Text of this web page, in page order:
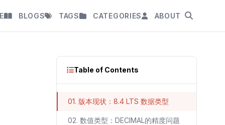
BLOGS TAGS CATEGORIES ABOUT
Table of Contents
01. 版本现状：8.4 LTS 数据类型
02. 数值类型：DECIMAL的精度问题